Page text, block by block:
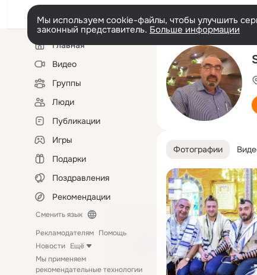
Мы используем cookie-файлы, чтобы улучшить
законный представитель. Больше информации
Левая
колонкаГлавная
Видео
Группы
Люди
Публикации
Игры
Подарки
Поздравления
Рекомендации
Сменить язык
Рекламодателям Помощь
Новости Ещё
Мы применяем
рекомендательные технологии
Фотографии